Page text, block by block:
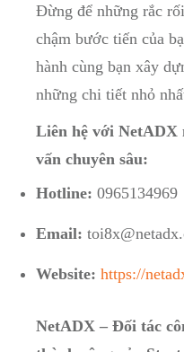
Đừng để những rắc
chậm bước tiến của
hành cùng bạn xây
những chi tiết nhỏ
Liên hệ với NetADX
vấn chuyên sâu:
Hotline: 0965134969
Email:
Website: https://
NetADX – Đối tác